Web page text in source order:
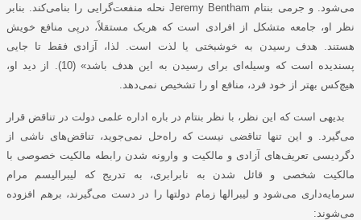
می‌شود. و جرمی بنتام Jeremy Bentham نحله منفعت‌گرایی را بنامی‌کند. بنابر
نظر او، جامعه متشکل از افرادی است که هریک مستقلاً، درپی منافع خویش
هستند. هدف رسیدن به خوشبختی یا لذت است. لذا، آزادی فقط تا جایی
پسندیده است که وسیله‌ای برای رسیدن به این هدف باشد» (10). از دید او،
هیچ‌کس بهتر از خود فرد، منافع او را تشخیص نمی‌دهد.
بدیهی است که این نظر، با نظر بنتام در باره اداره علمی دولت در تناقض قرار
می‌گیرد. و این تنها تناقضی نیست که راه‌حل نمی‌جوید، تناقض‌های ناشی از
دگردیسی تعریف‌های آزادی و مالکیت و وارونه شدن رابطه مالکیت خصوصی با
مالکیت شخصی و قائل شدن به نابرابری، به تدریج که لیبرالیسم مرام
سرمایه‌داری می‌شود و لیبرالها زمام دولتها را در دست می‌گیرند، برهم افزوده
می‌شوند: